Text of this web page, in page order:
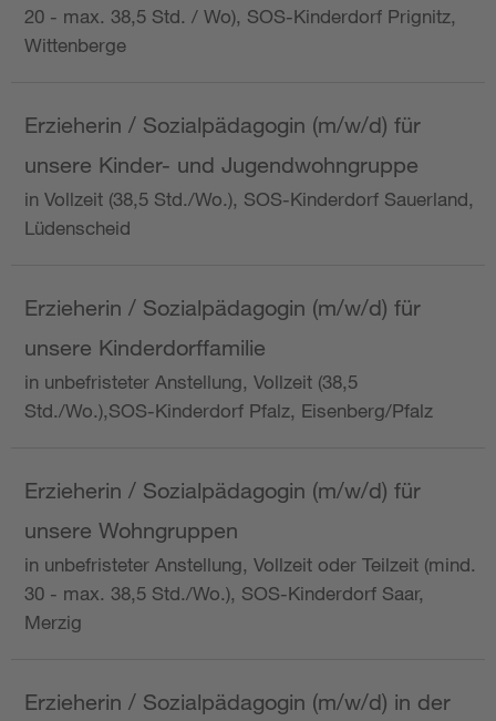
20 - max. 38,5 Std. / Wo), SOS-Kinderdorf Prignitz,
Wittenberge
Erzieherin / Sozialpädagogin (m/w/d) für
unsere Kinder- und Jugendwohngruppe
in Vollzeit (38,5 Std./Wo.), SOS-Kinderdorf Sauerland,
Lüdenscheid
Erzieherin / Sozialpädagogin (m/w/d) für
unsere Kinderdorffamilie
in unbefristeter Anstellung, Vollzeit (38,5
Std./Wo.),SOS-Kinderdorf Pfalz, Eisenberg/Pfalz
Erzieherin / Sozialpädagogin (m/w/d) für
unsere Wohngruppen
in unbefristeter Anstellung, Vollzeit oder Teilzeit (mind.
30 - max. 38,5 Std./Wo.), SOS-Kinderdorf Saar,
Merzig
Erzieherin / Sozialpädagogin (m/w/d) in der